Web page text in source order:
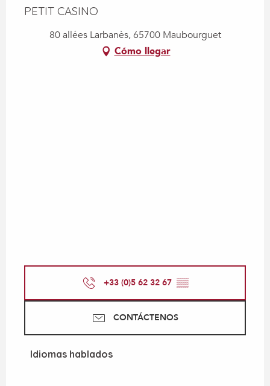
PETIT CASINO
80 allées Larbanès, 65700 Maubourguet
Cómo llegar
+33 (0)5 62 32 67 ▒▒
CONTÁCTENOS
Idiomas hablados
Idiomas hablados